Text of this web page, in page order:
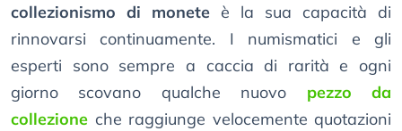
collezionismo di monete è la sua capacità di
rinnovarsi continuamente. I numismatici e gli
esperti sono sempre a caccia di rarità e ogni
giorno scovano qualche nuovo pezzo da
collezione che raggiunge velocemente quotazioni